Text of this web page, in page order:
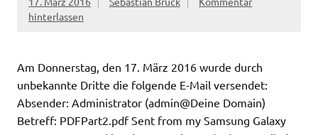
hinterlassen
Am Donnerstag, den 17. März 2016 wurde durch
unbekannte Dritte die folgende E-Mail versendet:
Absender: Administrator (admin@Deine Domain)
Betreff: PDFPart2.pdf Sent from my Samsung Galaxy